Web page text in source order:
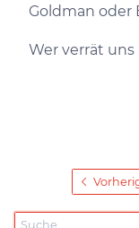
Goldman oder
Wer verrät uns